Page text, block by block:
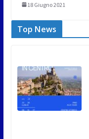
18 Giugno 2021
Top News